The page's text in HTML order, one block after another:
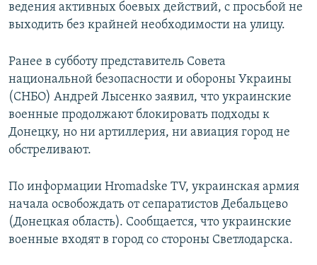
ведения активных боевых действий, с просьбой не
выходить без крайней необходимости на улицу.
Ранее в субботу представитель Совета
национальной безопасности и обороны Украины
(СНБО) Андрей Лысенко заявил, что украинские
военные продолжают блокировать подходы к
Донецку, но ни артиллерия, ни авиация город не
обстреливают.
По информации Hromadske TV, украинская армия
начала освобождать от сепаратистов Дебальцево
(Донецкая область). Сообщается, что украинские
военные входят в город со стороны Светлодарска.